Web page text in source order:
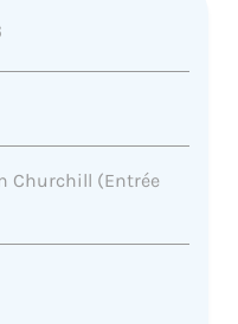
Churchill (Entrée